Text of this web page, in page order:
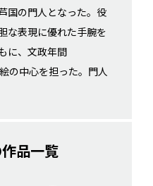
国の門人となった。役
な表現に優れた手腕を
に、文政年間
の中心を担った。門人
品一覧